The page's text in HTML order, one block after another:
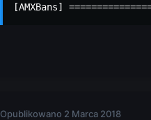
[AMXBans]
Opublikowano 2 Marca 2018